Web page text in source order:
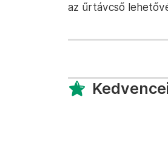
az űrtávcső